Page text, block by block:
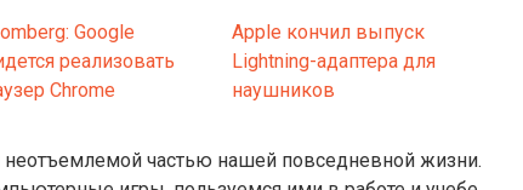
Google
реализовать
Chrome
Apple кончил выпуск
Lightning-адаптера для
наушников
частью нашей повседневной жизни.